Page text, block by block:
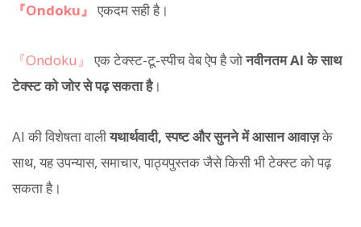
『Ondoku』 एकदम सही है।
『Ondoku』 एक टेक्स्ट-टू-स्पीच वेब ऐप है जोनवीनतम AI के साथ
टेक्स्ट को जोर से पढ़ सकता है।
AI की विशेषता वालीयथार्थवादी, स्पष्ट और सुनने में आसान आवाज़के
साथ, यह उपन्यास, समाचार, पाठ्यपुस्तक जैसे किसी भी टेक्स्ट को पढ़
सकता है।